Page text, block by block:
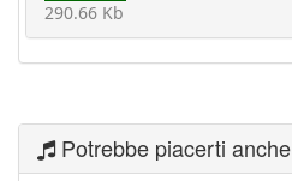
290.66 Kb
Potrebbe piacerti anche